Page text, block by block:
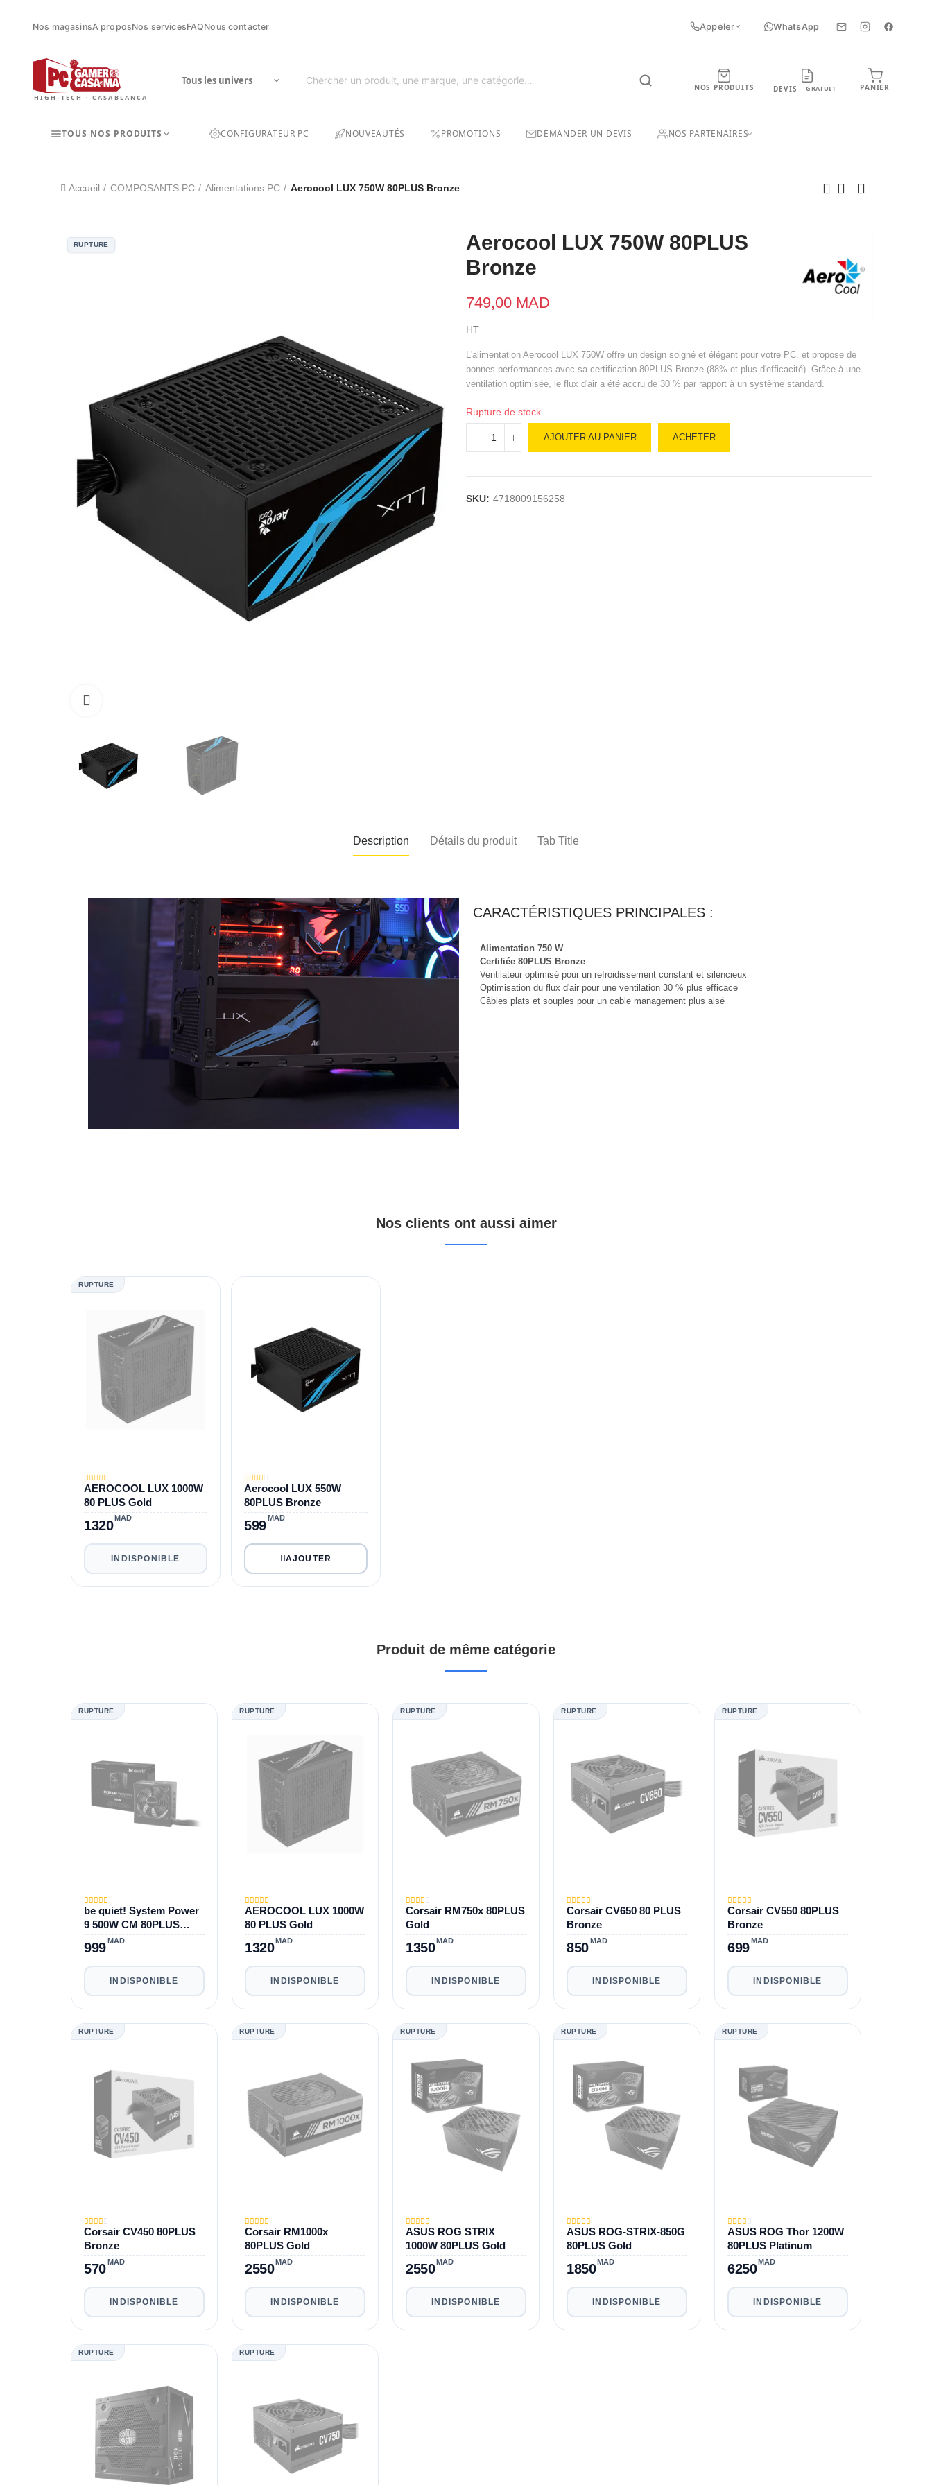
Nos magasinsA proposNos servicesFAQNous contacter Appeler WhatsApp
HIGH-TECH · CASABLANCA
NOS PRODUITS DEVIS GRATUIT PANIER
TOUS NOS PRODUITS CONFIGURATEUR PC NOUVEAUTÉS PROMOTIONS DEMANDER UN DEVIS NOS PARTENAIRES
Accueil COMPOSANTS PC Alimentations PC Aerocool LUX 750W 80PLUS Bronze
RUPTURE
Aerocool LUX 750W 80PLUS
Bronze
749,00 MAD
HT
L'alimentation Aerocool LUX 750W offre un design soigné et élégant pour votre PC, et propose de
bonnes performances avec sa certification 80PLUS Bronze (88% et plus d'efficacité). Grâce à une
ventilation optimisée, le flux d'air a été accru de 30 % par rapport à un système standard.
Rupture de stock
AJOUTER AU PANIER ACHETER
SKU: 4718009156258
Description Détails du produit Tab Title
CARACTÉRISTIQUES PRINCIPALES :
Alimentation 750 W
Certifiée 80PLUS Bronze
Ventilateur optimisé pour un refroidissement constant et silencieux
Optimisation du flux d'air pour une ventilation 30 % plus efficace
Câbles plats et souples pour un cable management plus aisé
Nos clients ont aussi aimer
RUPTURE
AEROCOOL LUX 1000W
80 PLUS Gold
1320 MAD
INDISPONIBLE
Aerocool LUX 550W
80PLUS Bronze
599 MAD
Produit de même catégorie
RUPTURE
be quiet! System Power
9 500W CM 80PLUS
Bronze
999 MAD
INDISPONIBLE
RUPTURE
AEROCOOL LUX 1000W
80 PLUS Gold
1320MAD
INDISPONIBLE
RUPTURE
Corsair RM750x 80PLUS
Gold
1350MAD
INDISPONIBLE
RUPTURE
Corsair CV650 80 PLUS
Bronze
850 MAD
INDISPONIBLE
RUPTURE
Corsair CV550 80PLUS
Bronze
699 MAD
INDISPONIBLE
RUPTURE
Corsair CV450 80PLUS
Bronze
570 MAD
INDISPONIBLE
RUPTURE
Corsair RM1000x
80PLUS Gold
2550MAD
INDISPONIBLE
RUPTURE
ASUS ROG STRIX
1000W 80PLUS Gold
2550MAD
INDISPONIBLE
RUPTURE
ASUS ROG-STRIX-850G
80PLUS Gold
1850MAD
INDISPONIBLE
RUPTURE
ASUS ROG Thor 1200W
80PLUS Platinum
6250MAD
INDISPONIBLE
RUPTURE RUPTURE